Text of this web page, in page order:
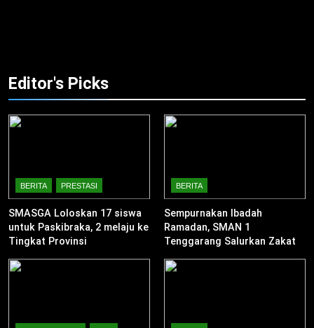
Editor's Picks
BERITA PRESTASI
SMASGA Loloskan 17 siswa
untuk Paskibraka, 2 melaju ke
Tingkat Provinsi
BERITA
Sempurnakan Ibadah
Ramadan, SMAN 1
Tenggarang Salurkan Zakat